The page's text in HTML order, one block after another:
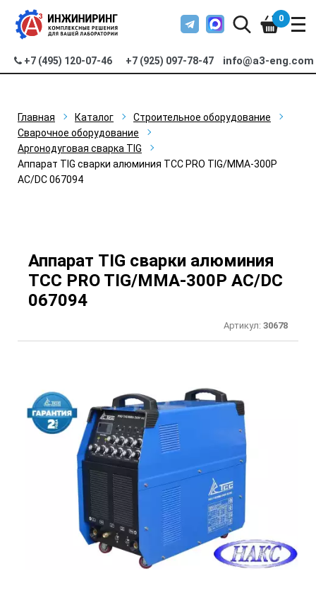
+7 (495) 120-07-46 +7 (925) 097-78-47 info@a3-eng.com
0
Главная Каталог
Строительное оборудование
Сварочное оборудование
Аргонодуговая сварка TIG
Аппарат TIG сварки алюминия ТСС PRO TIG/MMA-300P
AC/DC 067094
Аппарат TIG сварки алюминия
ТСС PRO TIG/MMA-300P AC/DC
067094
Артикул: 30678